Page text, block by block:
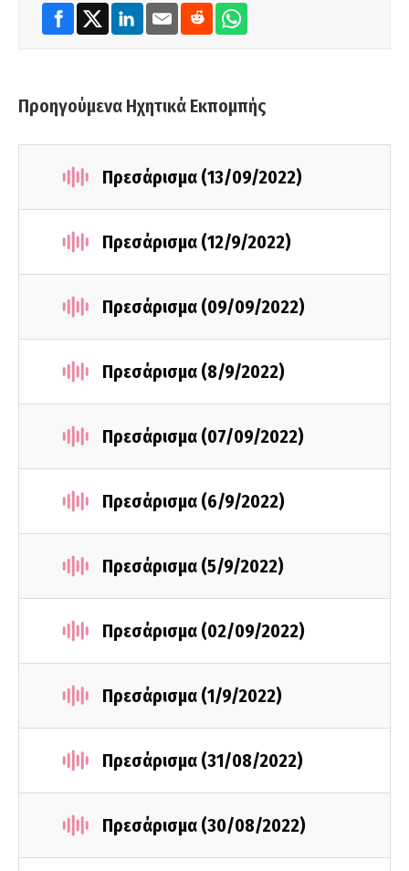
Προηγούμενα Ηχητικά Εκπομπής
Πρεσάρισμα (13/09/2022)
Πρεσάρισμα (12/9/2022)
Πρεσάρισμα (09/09/2022)
Πρεσάρισμα (8/9/2022)
Πρεσάρισμα (07/09/2022)
Πρεσάρισμα (6/9/2022)
Πρεσάρισμα (5/9/2022)
Πρεσάρισμα (02/09/2022)
Πρεσάρισμα (1/9/2022)
Πρεσάρισμα (31/08/2022)
Πρεσάρισμα (30/08/2022)